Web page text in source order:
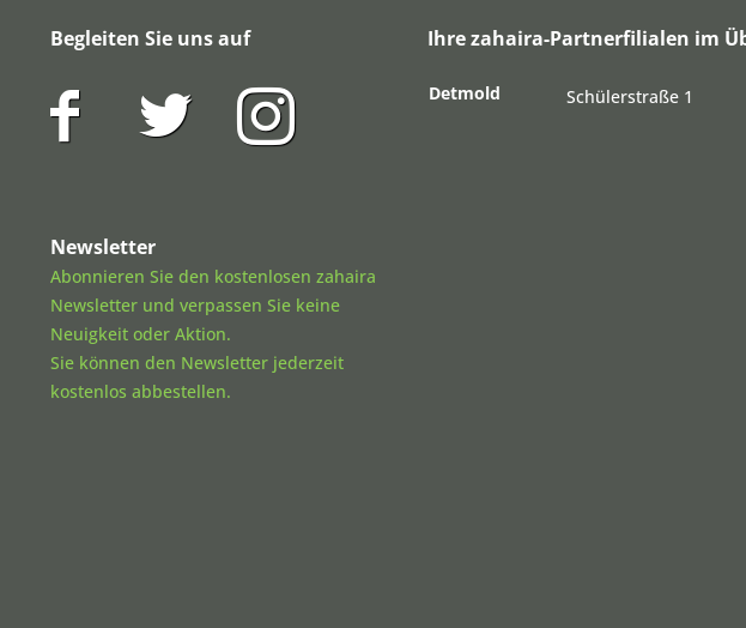
Begleiten Sie uns auf
Newsletter
Abonnieren Sie den kostenlosen zahaira
Newsletter und verpassen Sie keine
Neuigkeit oder Aktion.
Sie können den Newsletter jederzeit
kostenlos abbestellen.
Ihre zahaira-Partnerfilialen im
Detmold Schülerstraße 1